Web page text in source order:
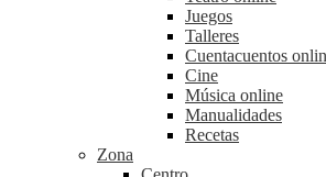
Juegos
Talleres
Cuentacuentos
Cine
Música online
Manualidades
Recetas
Zona